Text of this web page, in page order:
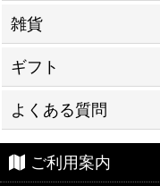
雑貨
ギフト
よくある質問
ご利用案内